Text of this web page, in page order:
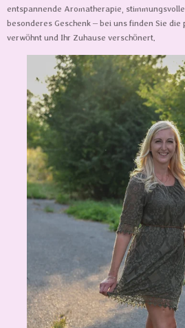
entspannende Aromatherapie,
besonderes Geschenk – bei uns finden Sie
verwöhnt und Ihr Zuhause verschönert.